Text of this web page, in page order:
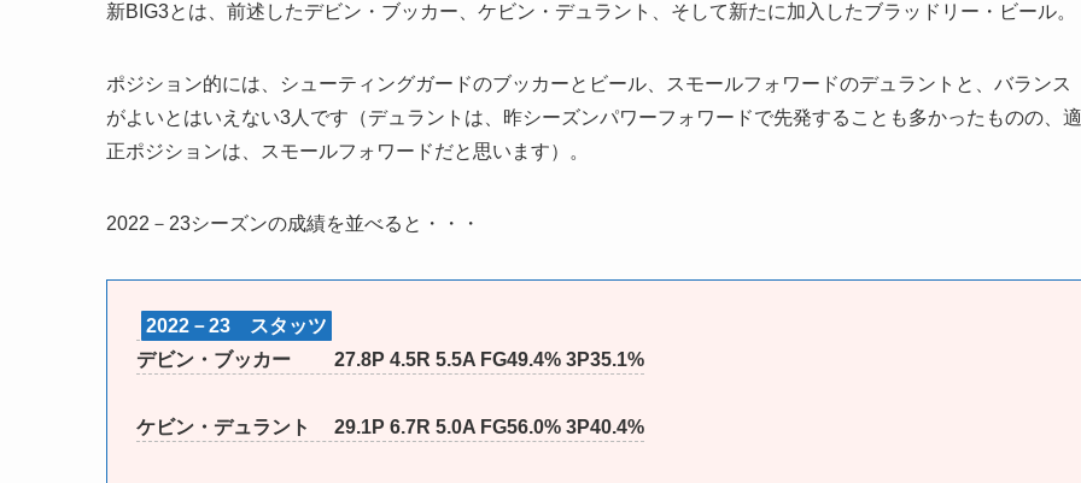
新BIG3とは、前述したデビン・ブッカー、ケビン・デュラント、そして新たに加入したブラッドリー・ビール。
ポジション的には、シューティングガードのブッカーとビール、スモールフォワードのデュラントと、バランス
がよいとはいえない3人です（デュラントは、昨シーズンパワーフォワードで先発することも多かったものの、適
正ポジションは、スモールフォワードだと思います）。
2022－23シーズンの成績を並べると・・・
2022－23 スタッツ
デビン・ブッカー 27.8P 4.5R 5.5A FG49.4% 3P35.1%
ケビン・デュラント 29.1P 6.7R 5.0A FG56.0% 3P40.4%